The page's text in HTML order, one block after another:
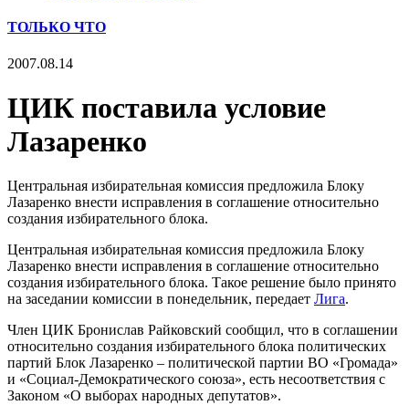
ТОЛЬКО ЧТО
2007.08.14
ЦИК поставила условие
Лазаренко
Центральная избирательная комиссия предложила Блоку
Лазаренко внести исправления в соглашение относительно
создания избирательного блока.
Центральная избирательная комиссия предложила Блоку
Лазаренко внести исправления в соглашение относительно
создания избирательного блока. Такое решение было принято
на заседании комиссии в понедельник, передает Лига.
Член ЦИК Бронислав Райковский сообщил, что в соглашении
относительно создания избирательного блока политических
партий Блок Лазаренко – политической партии ВО «Громада»
и «Социал-Демократического союза», есть несоответствия с
Законом «О выборах народных депутатов».